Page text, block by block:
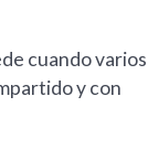
cuando varios
y con